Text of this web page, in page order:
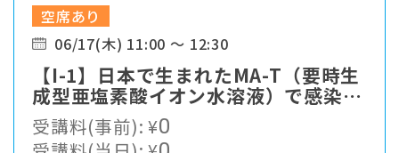
空席あり
06/17(木) 11:00 ～ 12:30
【I-1】⽇本で⽣まれたMA-T（要時⽣
成型亜塩素酸イオン⽔溶液）で感染症
対策
受講料(事前):¥0